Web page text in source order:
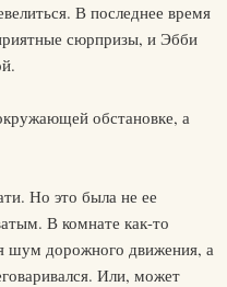
В последнее время
сюрпризы, и Эбби
обстановке, а
Но это была не ее
В комнате как-то
шум дорожного движения, а
Или, может